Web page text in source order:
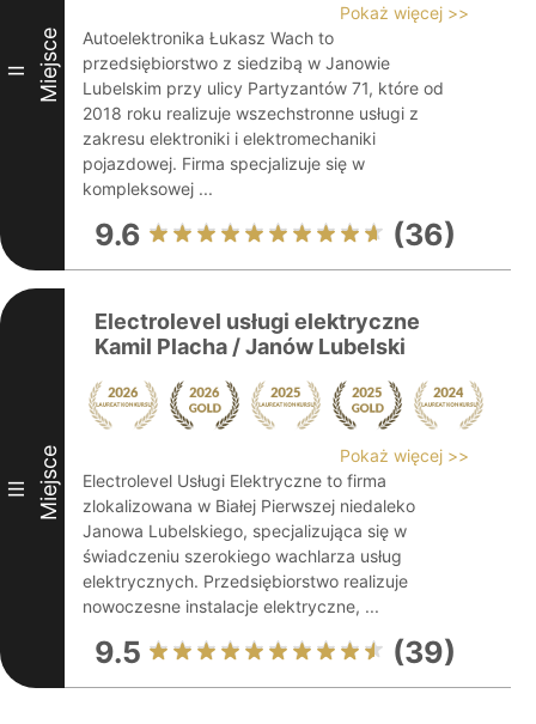
II Miejsce
Pokaż więcej >>
Autoelektronika Łukasz Wach to
przedsiębiorstwo z siedzibą w Janowie
Lubelskim przy ulicy Partyzantów 71, które od
2018 roku realizuje wszechstronne usługi z
zakresu elektroniki i elektromechaniki
pojazdowej. Firma specjalizuje się w
kompleksowej ...
9.6 (36)
III Miejsce
Electrolevel usługi elektryczne
Kamil Placha / Janów Lubelski
Pokaż więcej >>
Electrolevel Usługi Elektryczne to firma
zlokalizowana w Białej Pierwszej niedaleko
Janowa Lubelskiego, specjalizująca się w
świadczeniu szerokiego wachlarza usług
elektrycznych. Przedsiębiorstwo realizuje
nowoczesne instalacje elektryczne, ...
9.5 (39)